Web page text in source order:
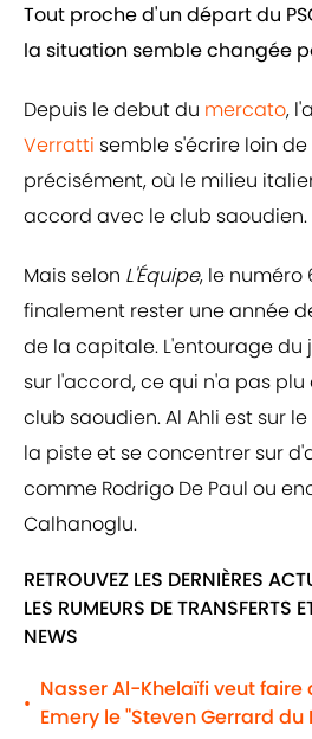
Tout proche d'un départ du
la situation semble changée
Depuis le debut du mercato,
Verratti semble s'écrire loin de
précisément, où le milieu
accord avec le club saoudien.
Mais selon L'Équipe, le
finalement rester une année
de la capitale. L'entourage du
sur l'accord, ce qui n'a pas
club saoudien. Al Ahli est sur
la piste et se concentrer sur
comme Rodrigo De Paul ou
Calhanoglu.
RETROUVEZ LES DERNIÈRES
LES RUMEURS DE TRANSFERTS
NEWS
•
Nasser Al-Khelaïfi veut faire
Emery le "Steven Gerrard du